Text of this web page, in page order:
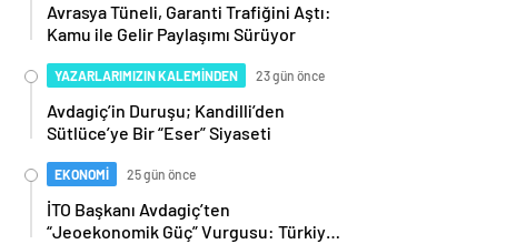
Avrasya Tüneli, Garanti Trafiğini Aştı:
Kamu ile Gelir Paylaşımı Sürüyor
YAZARLARIMIZIN KALEMİNDEN 23 gün önce
Avdagiç’in Duruşu; Kandilli’den
Sütlüce’ye Bir “Eser” Siyaseti
EKONOMİ 25 gün önce
İTO Başkanı Avdagiç’ten
“Jeoekonomik Güç” Vurgusu: Türkiye,